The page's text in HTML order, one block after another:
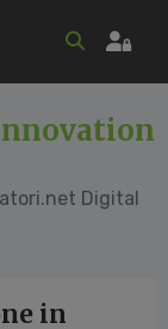
Digital
in